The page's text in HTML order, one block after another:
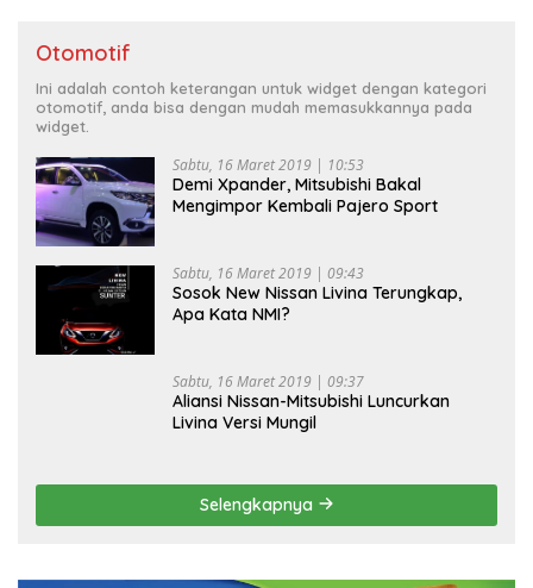
Otomotif
Ini adalah contoh keterangan untuk widget dengan kategori
otomotif, anda bisa dengan mudah memasukkannya pada
widget.
Sabtu, 16 Maret 2019 | 10:53
Demi Xpander, Mitsubishi Bakal
Mengimpor Kembali Pajero Sport
Sabtu, 16 Maret 2019 | 09:43
Sosok New Nissan Livina Terungkap,
Apa Kata NMI?
Sabtu, 16 Maret 2019 | 09:37
Aliansi Nissan-Mitsubishi Luncurkan
Livina Versi Mungil
Selengkapnya